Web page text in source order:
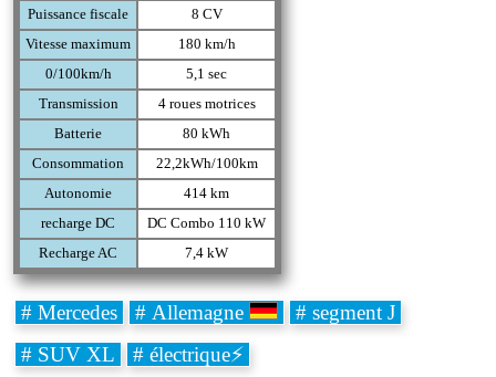
Puissance fiscale
8 CV
Vitesse maximum
180 km/h
0/100km/h
5,1 sec
Transmission
4 roues motrices
Batterie
80 kWh
Consommation
22,2kWh/100km
Autonomie
414 km
recharge DC
DC Combo 110 kW
Recharge AC
7,4 kW
# Mercedes # Allemagne
# segment J
# SUV XL
# électrique⚡